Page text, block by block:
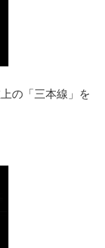
の「三本線」を